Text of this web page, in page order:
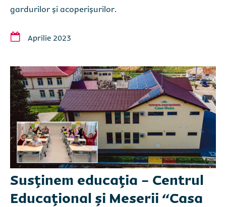
gardurilor și acoperișurilor.
Aprilie 2023
Susținem educația - Centrul
Educațional și Meserii “Casa